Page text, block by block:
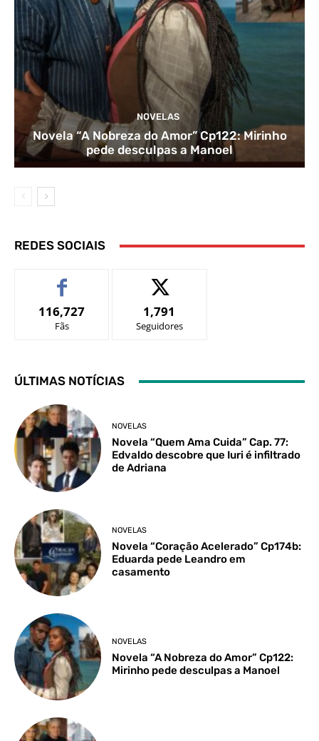
NOVELAS
Novela “A Nobreza do Amor” Cp122: Mirinho
pede desculpas a Manoel
REDES SOCIAIS
116,727
Fãs
1,791
Seguidores
ÚLTIMAS NOTÍCIAS
NOVELAS
Novela “Quem Ama Cuida” Cap. 77:
Edvaldo descobre que Iuri é infiltrado
de Adriana
NOVELAS
Novela “Coração Acelerado” Cp174b:
Eduarda pede Leandro em
casamento
NOVELAS
Novela “A Nobreza do Amor” Cp122:
Mirinho pede desculpas a Manoel